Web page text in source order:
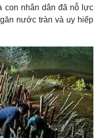
con nhân dân đã nỗ lực
nước tràn và uy hiếp